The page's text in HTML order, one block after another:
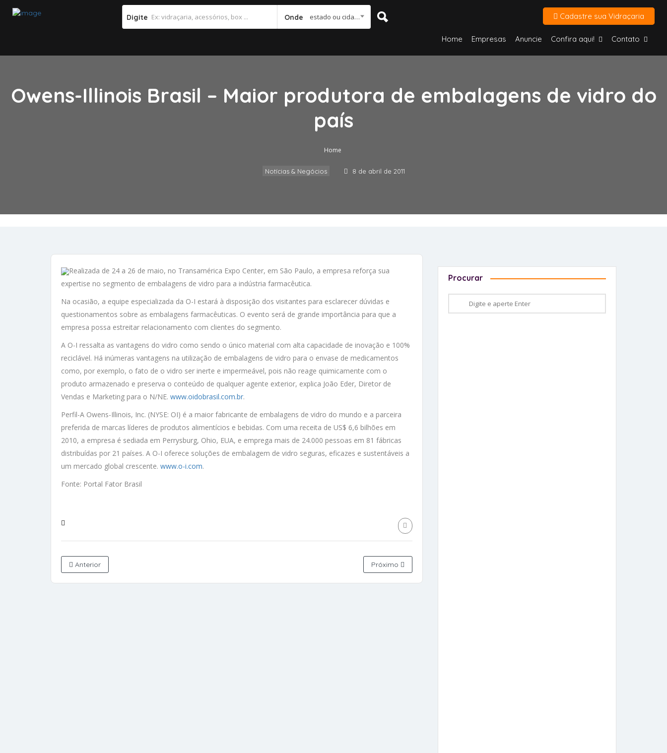
Digite Onde estado ou cidade Cadastre sua Vidraçaria
Home Empresas Anuncie Confira aqui! Contato
Owens-Illinois Brasil – Maior produtora de embalagens de vidro do
país
Home
Notícias & Negócios 8 de abril de 2011
Realizada de 24 a 26 de maio, no Transamérica Expo Center, em São Paulo, a empresa reforça sua
expertise no segmento de embalagens de vidro para a indústria farmacêutica.
Na ocasião, a equipe especializada da O-I estará à disposição dos visitantes para esclarecer dúvidas e
questionamentos sobre as embalagens farmacêuticas. O evento será de grande importância para que a
empresa possa estreitar relacionamento com clientes do segmento.
A O-I ressalta as vantagens do vidro como sendo o único material com alta capacidade de inovação e 100%
reciclável. Há inúmeras vantagens na utilização de embalagens de vidro para o envase de medicamentos
como, por exemplo, o fato de o vidro ser inerte e impermeável, pois não reage quimicamente com o
produto armazenado e preserva o conteúdo de qualquer agente exterior, explica João Eder, Diretor de
Vendas e Marketing para o N/NE. www.oidobrasil.com.br.
Perfil-A Owens-Illinois, Inc. (NYSE: OI) é a maior fabricante de embalagens de vidro do mundo e a parceira
preferida de marcas líderes de produtos alimentícios e bebidas. Com uma receita de US$ 6,6 bilhões em
2010, a empresa é sediada em Perrysburg, Ohio, EUA, e emprega mais de 24.000 pessoas em 81 fábricas
distribuídas por 21 países. A O-I oferece soluções de embalagem de vidro seguras, eficazes e sustentáveis a
um mercado global crescente. www.o-i.com.
Fonte: Portal Fator Brasil
Anterior Próximo
Procurar